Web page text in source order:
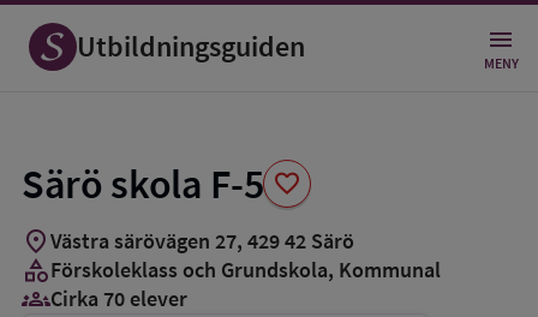
Utbildningsguiden MENY
Särö skola F-5 favorite
Spara
som
favorit
location_onVästra särövägen 27, 42942 Särö
categoryFörskoleklass och Grundskola, Kommunal
groups_3Cirka 70 elever